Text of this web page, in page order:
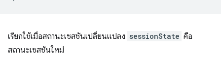
เรียกใช้เมื่อสถานะเซสชันเปลี่ยนแปลง sessionState คือ
สถานะเซสชันใหม่